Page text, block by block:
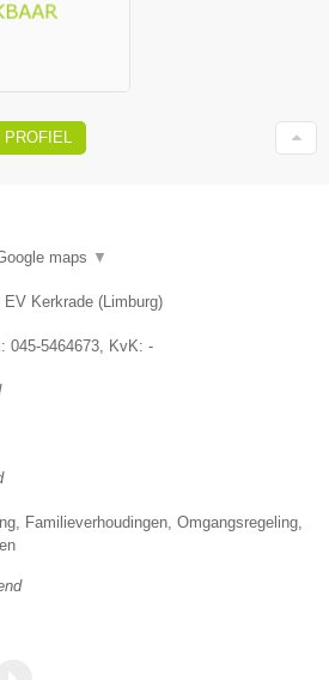
maps ▼
EV Kerkrade (Limburg)
045-5464673 , KvK: -
Familieverhoudingen, Omgangsregeling,